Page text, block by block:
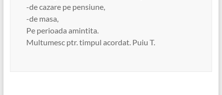
-de cazare pe pensiune,
-de masa,
Pe perioada amintita.
Multumesc ptr. timpul acordat. Puiu T.